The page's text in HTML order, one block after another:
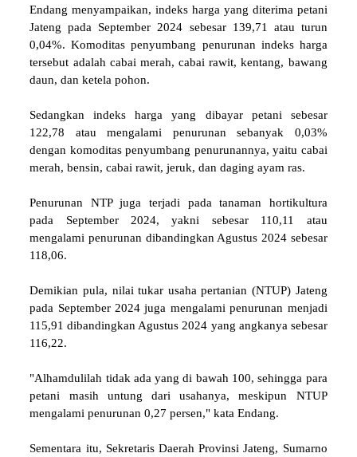
Endang menyampaikan, indeks harga yang diterima petani
Jateng pada September 2024 sebesar 139,71 atau turun
0,04%. Komoditas penyumbang penurunan indeks harga
tersebut adalah cabai merah, cabai rawit, kentang, bawang
daun, dan ketela pohon.
Sedangkan indeks harga yang dibayar petani sebesar
122,78 atau mengalami penurunan sebanyak 0,03%
dengan komoditas penyumbang penurunannya, yaitu cabai
merah, bensin, cabai rawit, jeruk, dan daging ayam ras.
Penurunan NTP juga terjadi pada tanaman hortikultura
pada September 2024, yakni sebesar 110,11 atau
mengalami penurunan dibandingkan Agustus 2024 sebesar
118,06.
Demikian pula, nilai tukar usaha pertanian (NTUP) Jateng
pada September 2024 juga mengalami penurunan menjadi
115,91 dibandingkan Agustus 2024 yang angkanya sebesar
116,22.
"Alhamdulilah tidak ada yang di bawah 100, sehingga para
petani masih untung dari usahanya, meskipun NTUP
mengalami penurunan 0,27 persen," kata Endang.
Sementara itu, Sekretaris Daerah Provinsi Jateng, Sumarno